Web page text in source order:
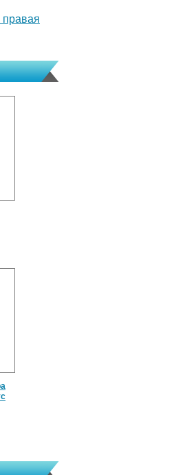
правая